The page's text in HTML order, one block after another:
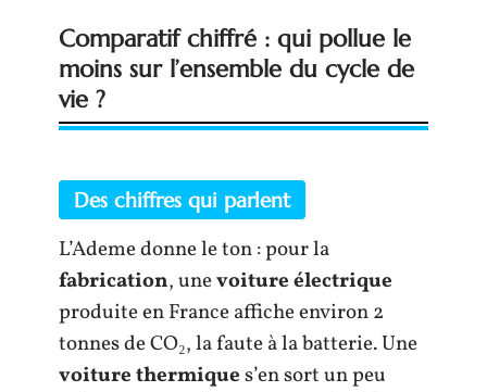
Comparatif chiffré : qui pollue le
moins sur l’ensemble du cycle de
vie ?
Des chiffres qui parlent
L’Ademe donne le ton : pour la
fabrication, unevoiture électrique
produite en France affiche environ 2
tonnes de CO₂, la faute à la batterie. Une
voiture thermiques’en sort un peu